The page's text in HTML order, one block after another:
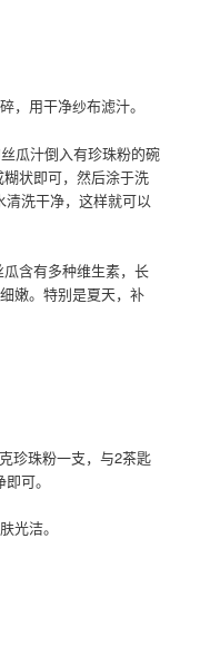
，用干净纱布滤汁。
瓜汁倒入有珍珠粉的碗
状即可，然后涂于洗
洗干净，这样就可以
含有多种维生素，长
嫩。特别是夏天，补
珍珠粉一支，与2茶匙
可。
光洁。